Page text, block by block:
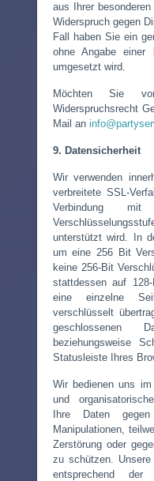
aus Ihrer
Widerspruch gegen
Fall haben Sie ein
ohne Angabe einer
umgesetzt wird.
Möchten Sie
Widerspruchsrecht
Mail an
9. Datensicherheit
Wir verwenden
verbreitete SSL-
Verbindung
unterstützt wird. In
um eine 256 Bit
keine 256-Bit
stattdessen auf
eine einzelne
verschlüsselt
geschlossenen
beziehungsweise
Statusleiste Ihres
Wir bedienen uns im
und
Ihre Daten
Manipulationen,
Zerstörung oder
zu schützen. Unsere
entsprechend der